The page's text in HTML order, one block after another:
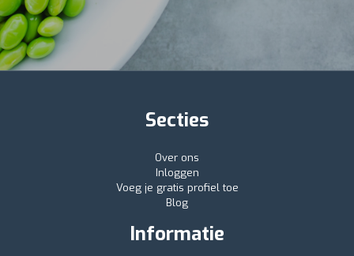
Secties
Over ons
Inloggen
Voeg je gratis profiel toe
Blog
Informatie